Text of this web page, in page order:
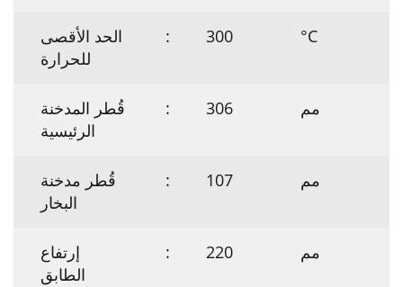
الحد الأقصى
للحرارة
: 300 °C
قُطر المدخنة
الرئيسية
: 306 مم
قُطر مدخنة
البخار
: 107 مم
إرتفاع
الطابق
: 220 مم